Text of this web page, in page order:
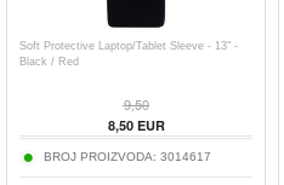
Soft Protective Laptop/Tablet Sleeve - 13" -
Black / Red
9,50
8,50EUR
BROJ PROIZVODA: 3014617